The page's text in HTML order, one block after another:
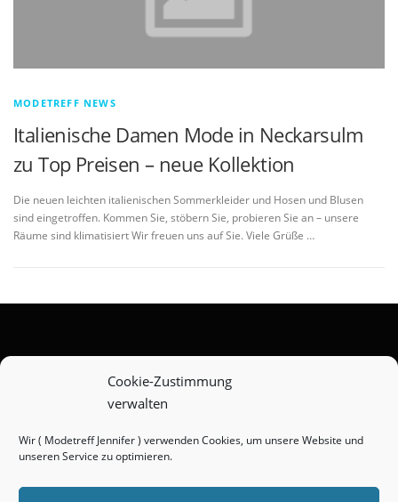
Cookie-Zustimmung
verwalten
Wir ( Modetreff Jennifer ) verwenden Cookies, um unsere Website und
unseren Service zu optimieren.
MODETREFF NEWS
Italienische Damen Mode in Neckarsulm
zu Top Preisen – neue Kollektion
Die neuen leichten italienischen Sommerkleider und Hosen und Blusen
sind eingetroffen. Kommen Sie, stöbern Sie, probieren Sie an – unsere
Räume sind klimatisiert Wir freuen uns auf Sie. Viele Grüße …
AGB
Impressum